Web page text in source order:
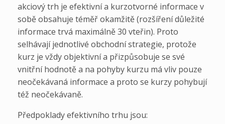
akciový trh je efektivní a kurzotvorné informace v
sobě obsahuje téměř okamžitě (rozšíření důležité
informace trvá maximálně 30 vteřin). Proto
selhávají jednotlivé obchodní strategie, protože
kurz je vždy objektivní a přizpůsobuje se své
vnitřní hodnotě a na pohyby kurzu má vliv pouze
neočekávaná informace a proto se kurzy pohybují
též neočekávaně.
Předpoklady efektivního trhu jsou: